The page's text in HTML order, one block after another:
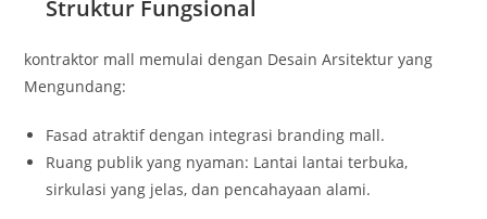
Struktur Fungsional
kontraktor mall memulai dengan Desain Arsitektur yang
Mengundang:
Fasad atraktif dengan integrasi branding mall.
Ruang publik yang nyaman: Lantai lantai terbuka,
sirkulasi yang jelas, dan pencahayaan alami.